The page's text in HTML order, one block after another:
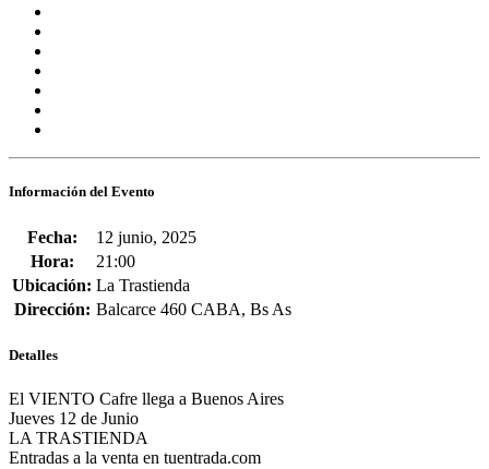
Información del Evento
Fecha:
12 junio, 2025
Hora:
21:00
Ubicación: La Trastienda
Dirección: Balcarce 460 CABA, Bs As
Detalles
El VIENTO Cafre llega a Buenos Aires
Jueves 12 de Junio
LA TRASTIENDA
Entradas a la venta en tuentrada.com